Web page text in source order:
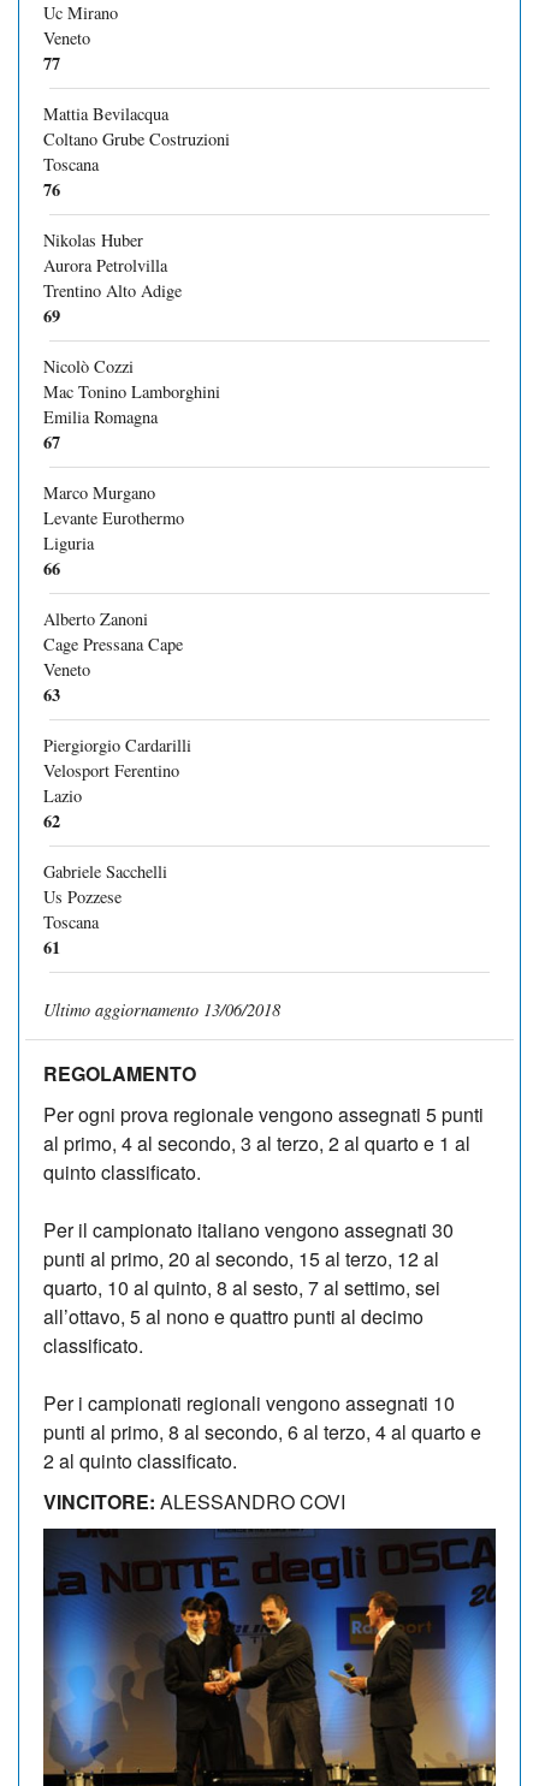
Uc Mirano
Veneto
77
Mattia Bevilacqua
Coltano Grube Costruzioni
Toscana
76
Nikolas Huber
Aurora Petrolvilla
Trentino Alto Adige
69
Nicolò Cozzi
Mac Tonino Lamborghini
Emilia Romagna
67
Marco Murgano
Levante Eurothermo
Liguria
66
Alberto Zanoni
Cage Pressana Cape
Veneto
63
Piergiorgio Cardarilli
Velosport Ferentino
Lazio
62
Gabriele Sacchelli
Us Pozzese
Toscana
61
Ultimo aggiornamento 13/06/2018
REGOLAMENTO
Per ogni prova regionale vengono assegnati 5 punti
al primo, 4 al secondo, 3 al terzo, 2 al quarto e 1 al
quinto classificato.
Per il campionato italiano vengono assegnati 30
punti al primo, 20 al secondo, 15 al terzo, 12 al
quarto, 10 al quinto, 8 al sesto, 7 al settimo, sei
all’ottavo, 5 al nono e quattro punti al decimo
classificato.
Per i campionati regionali vengono assegnati 10
punti al primo, 8 al secondo, 6 al terzo, 4 al quarto e
2 al quinto classificato.
VINCITORE: ALESSANDRO COVI